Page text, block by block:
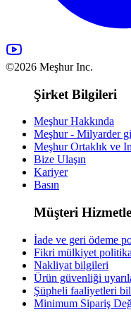
©2026 Meşhur Inc.
Şirket Bilgileri
Meşhur Hakkında
Meşhur - Milyarder
Meşhur Ortaklık ve
Bize Ulaşın
Kariyer
Basın
Müşteri
İade ve geri ödeme
Fikri mülkiyet
Nakliyat bilgileri
Ürün güvenliği
Şüpheli faaliyetleri
Minimum Sipariş